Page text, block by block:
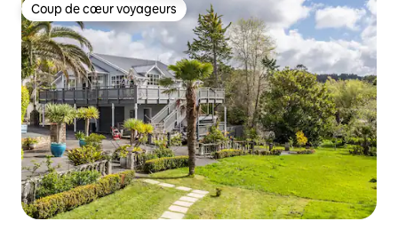
Coup de cœur voyageurs
Coup de cœur voyageurs